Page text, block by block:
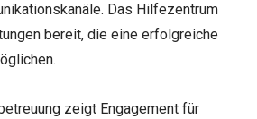
Das Hilfezentrum
bereit, die eine erfolgreiche
zeigt Engagement für